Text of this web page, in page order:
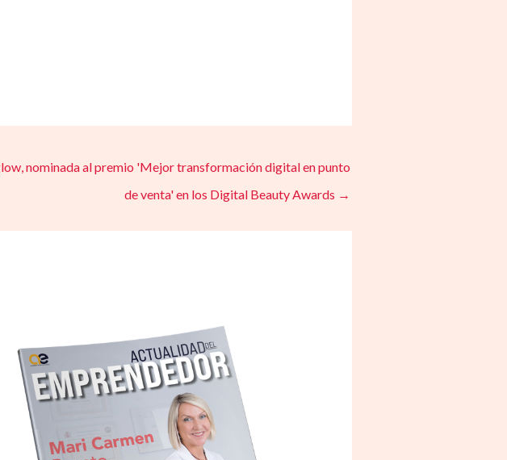
nominada al premio 'Mejor transformación digital en punto
de venta' en los Digital Beauty Awards →